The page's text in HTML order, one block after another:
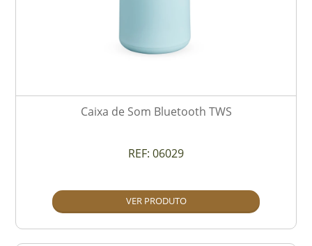
Caixa de Som Bluetooth TWS
REF: 06029
VER PRODUTO